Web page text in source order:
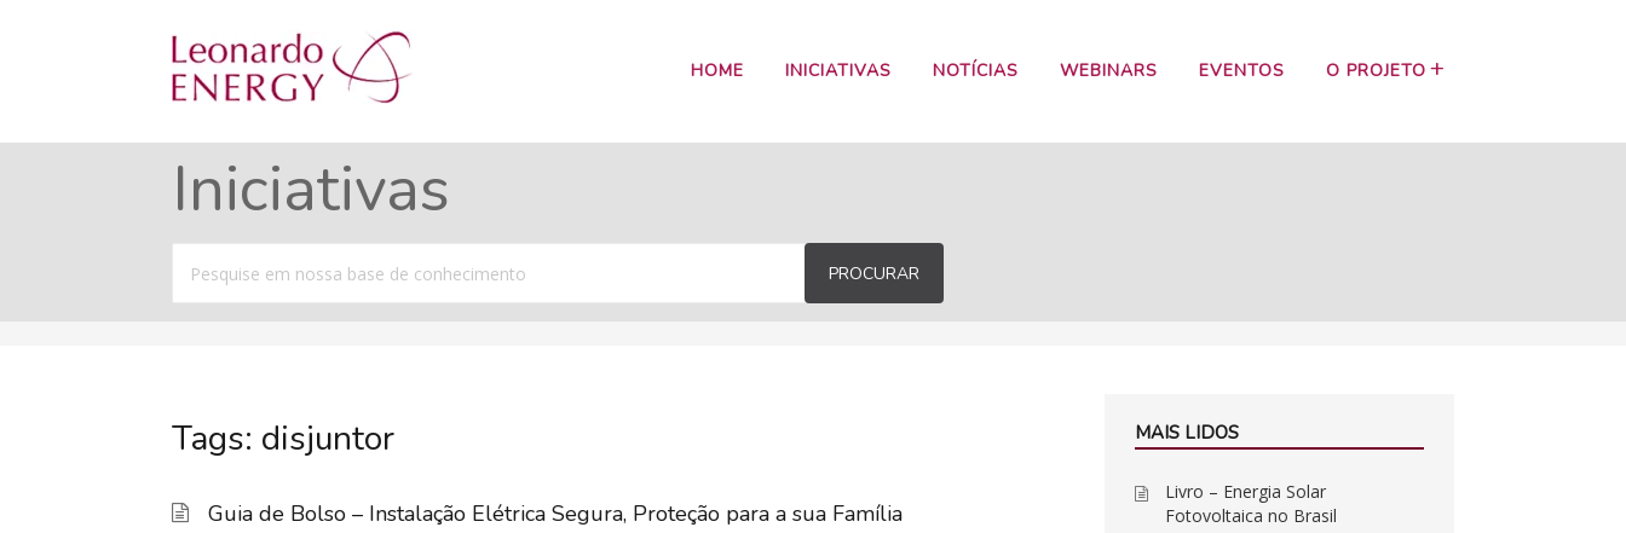
HOME INICIATIVAS NOTÍCIAS WEBINARS EVENTOS O PROJETO
Iniciativas
por
PROCURAR
Tags: disjuntor
Guia de Bolso – Instalação Elétrica Segura, Proteção para a sua Família
MAIS LIDOS
Livro – Energia Solar
Fotovoltaica no Brasil